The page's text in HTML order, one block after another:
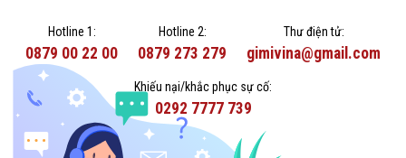
Hotline 1:
0879 00 22 00
Hotline 2:
0879 273 279
Thư điện tử:
gimivina@gmail.com
Khiếu nại/khắc phục sự cố:
0292 7777 739